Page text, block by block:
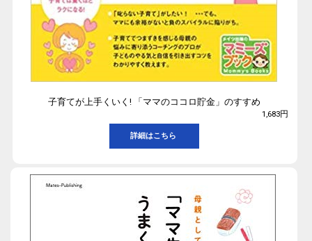
子育てが上手くいく! 「ママのココロ貯金」のすすめ
1,683円
詳細はこちら